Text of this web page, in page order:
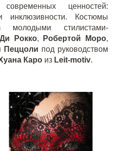
ценностей:
инклюзивности. Костюмы
молодыми стилистами-
Рокко, Робертой Моро,
Пеццоли под руководством
Каро из Leit-motiv.